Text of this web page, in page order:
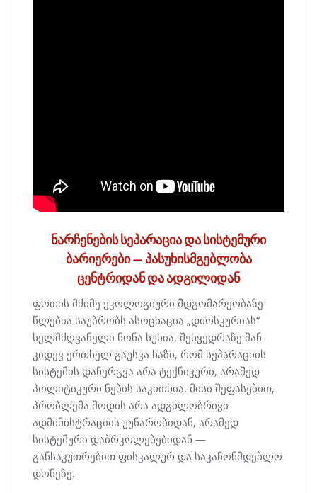
ნარჩენების სეპარაცია და სისტემური
ბარიერები — პასუხისმგებლობა
ცენტრიდან და ადგილიდან
ფოთის მძიმე ეკოლოგიური მდგომარეობაზე
წლებია საუბრობს ასოციაცია „დიოსკურიას“
ხელმძღვანელი ნონა ხუხია. შეხვედრაზე მან
კიდევ ერთხელ გაუსვა ხაზი, რომ სეპარაციის
სისტემის დანერგვა არა ტექნიკური, არამედ
პოლიტიკური ნების საკითხია. მისი შეფასებით,
პრობლემა მოდის არა ადგილობრივი
ადმინისტრაციის უუნარობიდან, არამედ
სისტემური დაბრკოლებებიდან —
განსაკუთრებით ფისკალურ და საკანონმდებლო
დონეზე.